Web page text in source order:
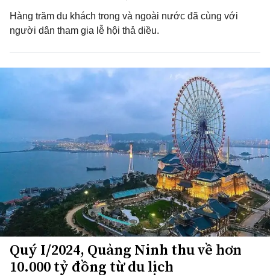
Hàng trăm du khách trong và ngoài nước đã cùng với
người dân tham gia lễ hội thả diều.
Quý I/2024, Quảng Ninh thu về hơn
10.000 tỷ đồng từ du lịch